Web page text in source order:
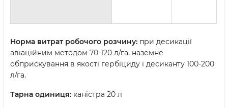
Норма витрат робочого розчину: при десикації
авіаційним методом 70-120 л/га, наземне
обприскування в якості гербіциду і десиканту 100-200
л/га.
Тарна одиниця: каністра 20 л